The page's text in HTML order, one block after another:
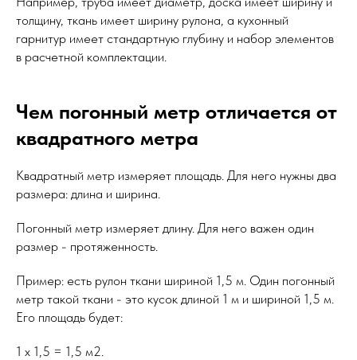
толщину, ткань имеет ширину рулона, а кухонный
гарнитур имеет стандартную глубину и набор элементов
в расчетной комплектации.
Чем погонный метр отличается от
квадратного метра
Квадратный метр измеряет площадь. Для него нужны два
размера: длина и ширина.
Погонный метр измеряет длину. Для него важен один
размер - протяженность.
Пример: есть рулон ткани шириной 1,5 м. Один погонный
метр такой ткани - это кусок длиной 1 м и шириной 1,5 м.
Его площадь будет:
1 x 1,5 = 1,5 м2.